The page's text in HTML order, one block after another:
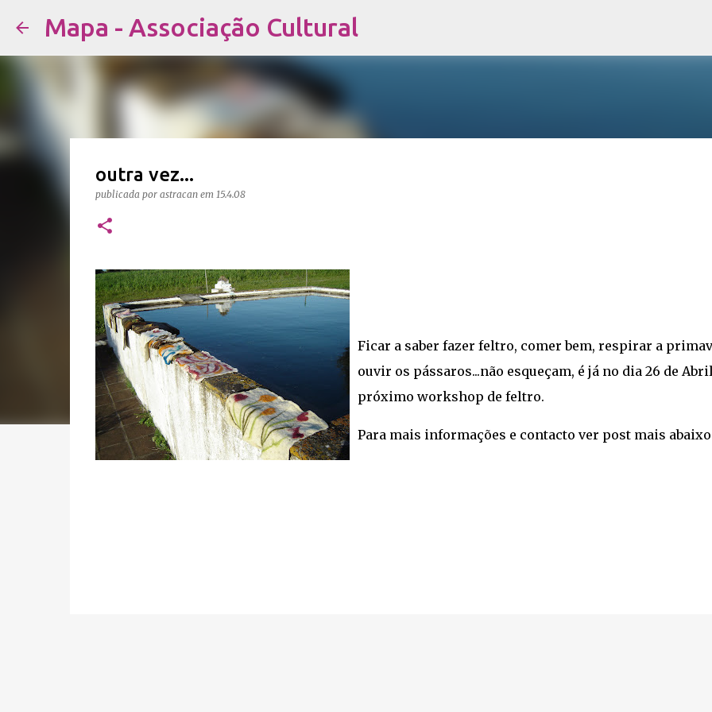
Mapa - Associação Cultural
outra vez...
publicada por astracan em 15.4.08
Ficar a saber fazer feltro, comer bem, respirar a
ouvir os pássaros...não esqueçam, é já no dia 26 de
próximo workshop de feltro.
Para mais informações e contacto ver post mais